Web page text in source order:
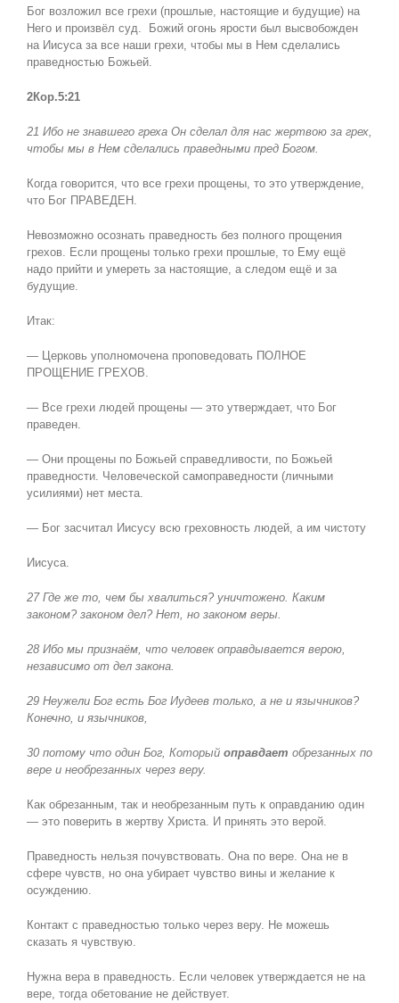
Бог возложил все грехи (прошлые, настоящие и будущие) на
Него и произвёл суд. Божий огонь ярости был высвобожден
на Иисуса за все наши грехи, чтобы мы в Нем сделались
праведностью Божьей.
2Кор.5:21
21 Ибо не знавшего греха Он сделал для нас жертвою за грех,
чтобы мы в Нем сделались праведными пред Богом.
Когда говорится, что все грехи прощены, то это утверждение,
что Бог ПРАВЕДЕН.
Невозможно осознать праведность без полного прощения
грехов. Если прощены только грехи прошлые, то Ему ещё
надо прийти и умереть за настоящие, а следом ещё и за
будущие.
Итак:
— Церковь уполномочена проповедовать ПОЛНОЕ
ПРОЩЕНИЕ ГРЕХОВ.
— Все грехи людей прощены — это утверждает, что Бог
праведен.
— Они прощены по Божьей справедливости, по Божьей
праведности. Человеческой самоправедности (личными
усилиями) нет места.
— Бог засчитал Иисусу всю греховность людей, а им чистоту
Иисуса.
27 Где же то, чем бы хвалиться? уничтожено. Каким
законом? законом дел? Нет, но законом веры.
28 Ибо мы признаём, что человек оправдывается верою,
независимо от дел закона.
29 Неужели Бог есть Бог Иудеев только, а не и язычников?
Конечно, и язычников,
30 потому что один Бог, Который оправдает обрезанных по
вере и необрезанных через веру.
Как обрезанным, так и необрезанным путь к оправданию один
— это поверить в жертву Христа. И принять это верой.
Праведность нельзя почувствовать. Она по вере. Она не в
сфере чувств, но она убирает чувство вины и желание к
осуждению.
Контакт с праведностью только через веру. Не можешь
сказать я чувствую.
Нужна вера в праведность. Если человек утверждается не на
вере, тогда обетование не действует.